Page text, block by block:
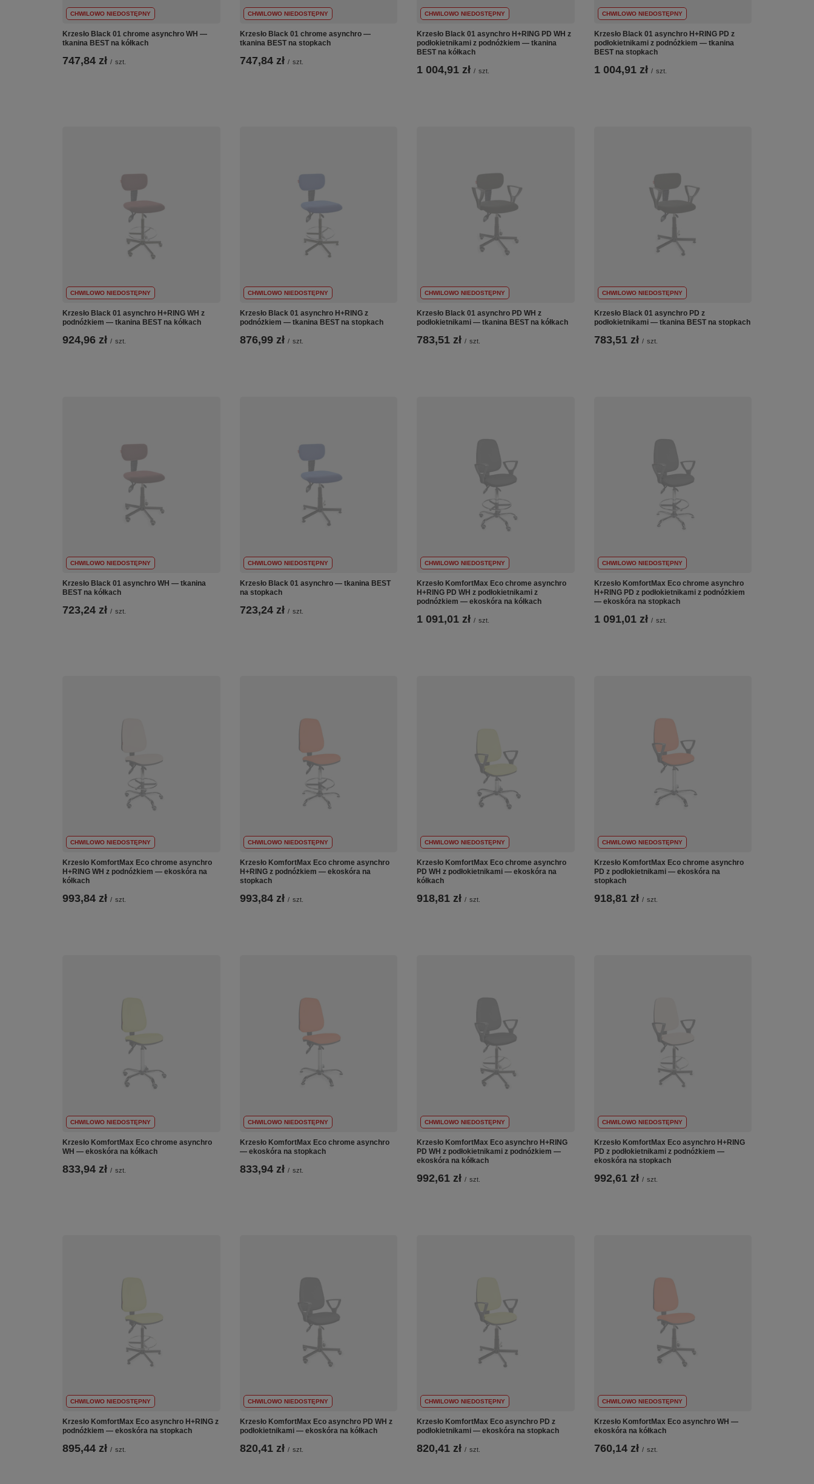
CHWILOWO NIEDOSTĘPNY
Krzesło Black 01 chrome asynchro WH —
tkanina BEST na kółkach
747,84 zł / szt.
CHWILOWO NIEDOSTĘPNY
Krzesło Black 01 chrome asynchro —
tkanina BEST na stopkach
747,84 zł / szt.
CHWILOWO NIEDOSTĘPNY
Krzesło Black 01 asynchro H+RING PD WH z
podłokietnikami z podnóżkiem — tkanina
BEST na kółkach
1 004,91 zł / szt.
CHWILOWO NIEDOSTĘPNY
Krzesło Black 01 asynchro H+RING PD z
podłokietnikami z podnóżkiem — tkanina
BEST na stopkach
1 004,91 zł / szt.
CHWILOWO NIEDOSTĘPNY
Krzesło Black 01 asynchro H+RING WH z
podnóżkiem — tkanina BEST na kółkach
924,96 zł / szt.
CHWILOWO NIEDOSTĘPNY
Krzesło Black 01 asynchro H+RING z
podnóżkiem — tkanina BEST na stopkach
876,99 zł / szt.
CHWILOWO NIEDOSTĘPNY
Krzesło Black 01 asynchro PD WH z
podłokietnikami — tkanina BEST na kółkach
783,51 zł / szt.
CHWILOWO NIEDOSTĘPNY
Krzesło Black 01 asynchro PD z
podłokietnikami — tkanina BEST na stopkach
783,51 zł / szt.
CHWILOWO NIEDOSTĘPNY
Krzesło Black 01 asynchro WH — tkanina
BEST na kółkach
723,24 zł / szt.
CHWILOWO NIEDOSTĘPNY
Krzesło Black 01 asynchro — tkanina BEST
na stopkach
723,24 zł / szt.
CHWILOWO NIEDOSTĘPNY
Krzesło KomfortMax Eco chrome asynchro
H+RING PD WH z podłokietnikami z
podnóżkiem — ekoskóra na kółkach
1 091,01 zł / szt.
CHWILOWO NIEDOSTĘPNY
Krzesło KomfortMax Eco chrome asynchro
H+RING PD z podłokietnikami z podnóżkiem
— ekoskóra na stopkach
1 091,01 zł / szt.
CHWILOWO NIEDOSTĘPNY
Krzesło KomfortMax Eco chrome asynchro
H+RING WH z podnóżkiem — ekoskóra na
kółkach
993,84 zł / szt.
CHWILOWO NIEDOSTĘPNY
Krzesło KomfortMax Eco chrome asynchro
H+RING z podnóżkiem — ekoskóra na
stopkach
993,84 zł / szt.
CHWILOWO NIEDOSTĘPNY
Krzesło KomfortMax Eco chrome asynchro
PD WH z podłokietnikami — ekoskóra na
kółkach
918,81 zł / szt.
CHWILOWO NIEDOSTĘPNY
Krzesło KomfortMax Eco chrome asynchro
PD z podłokietnikami — ekoskóra na
stopkach
918,81 zł / szt.
CHWILOWO NIEDOSTĘPNY
Krzesło KomfortMax Eco chrome asynchro
WH — ekoskóra na kółkach
833,94 zł / szt.
CHWILOWO NIEDOSTĘPNY
Krzesło KomfortMax Eco chrome asynchro
— ekoskóra na stopkach
833,94 zł / szt.
CHWILOWO NIEDOSTĘPNY
Krzesło KomfortMax Eco asynchro H+RING
PD WH z podłokietnikami z podnóżkiem —
ekoskóra na kółkach
992,61 zł / szt.
CHWILOWO NIEDOSTĘPNY
Krzesło KomfortMax Eco asynchro H+RING
PD z podłokietnikami z podnóżkiem —
ekoskóra na stopkach
992,61 zł / szt.
CHWILOWO NIEDOSTĘPNY
Krzesło KomfortMax Eco asynchro H+RING z
podnóżkiem — ekoskóra na stopkach
895,44 zł / szt.
CHWILOWO NIEDOSTĘPNY
Krzesło KomfortMax Eco asynchro PD WH z
podłokietnikami — ekoskóra na kółkach
820,41 zł / szt.
CHWILOWO NIEDOSTĘPNY
Krzesło KomfortMax Eco asynchro PD z
podłokietnikami — ekoskóra na stopkach
820,41 zł / szt.
CHWILOWO NIEDOSTĘPNY
Krzesło KomfortMax Eco asynchro WH —
ekoskóra na kółkach
760,14 zł / szt.